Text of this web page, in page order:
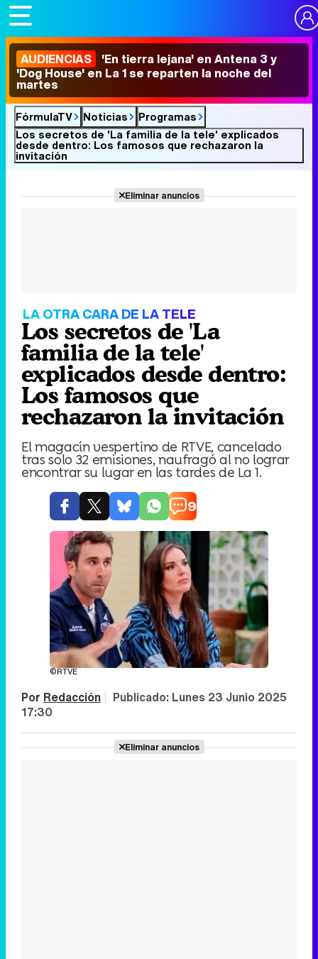
AUDIENCIAS 'En tierra lejana' en Antena 3 y
'Dog House' en La 1 se reparten la noche del
martes
FórmulaTV Noticias
Programas
Los secretos de 'La familia de la tele' explicados
desde dentro: Los famosos que rechazaron la
invitación
Eliminar anuncios
LA OTRA CARA DE LA TELE
Los secretos de 'La
familia de la tele'
explicados desde dentro:
Los famosos que
rechazaron la invitación
El magacín vespertino de RTVE, cancelado
tras solo 32 emisiones, naufragó al no lograr
encontrar su lugar en las tardes de La 1.
9
©RTVE
Por Redacción | Publicado: Lunes 23 Junio 2025
17:30
Eliminar anuncios